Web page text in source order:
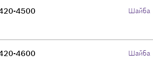
4500 Шайба
4600 Шайба